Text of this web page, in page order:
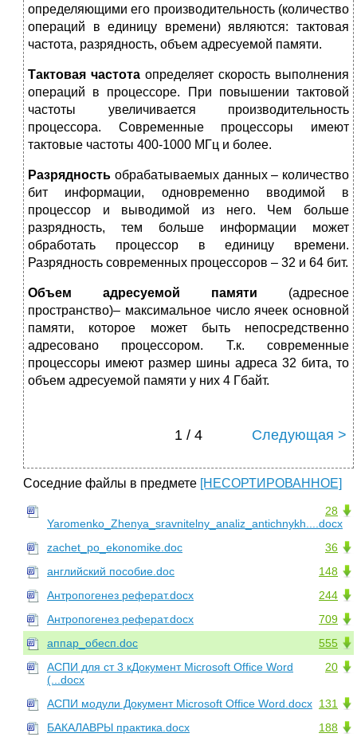
определяющими его производительность (количество
операций в единицу времени) являются: тактовая
частота, разрядность, объем адресуемой памяти.
Тактовая частота определяет скорость выполнения
операций в процессоре. При повышении тактовой
частоты увеличивается производительность
процессора. Современные процессоры имеют
тактовые частоты 400-1000 МГц и более.
Разрядность обрабатываемых данных – количество
бит информации, одновременно вводимой в
процессор и выводимой из него. Чем больше
разрядность, тем больше информации может
обработать процессор в единицу времени.
Разрядность современных процессоров – 32 и 64 бит.
Объем адресуемой памяти (адресное
пространство)– максимальное число ячеек основной
памяти, которое может быть непосредственно
адресовано процессором. Т.к. современные
процессоры имеют размер шины адреса 32 бита, то
объем адресуемой памяти у них 4 Гбайт.
1 / 4 Следующая >
Соседние файлы в предмете [НЕСОРТИРОВАННОЕ]
28
Yaromenko_Zhenya_sravnitelny_analiz_antichnykh....docx
36
zachet_po_ekonomike.doc
148
английский пособие.doc
244
Антропогенез реферат.docx
709
Антропогенез реферат.docx
555
аппар_обесп.doc
20
АСПИ для ст 3 кДокумент Microsoft Office Word
(...docx
131
АСПИ модули Документ Microsoft Office Word.docx
188
БАКАЛАВРЫ практика.docx